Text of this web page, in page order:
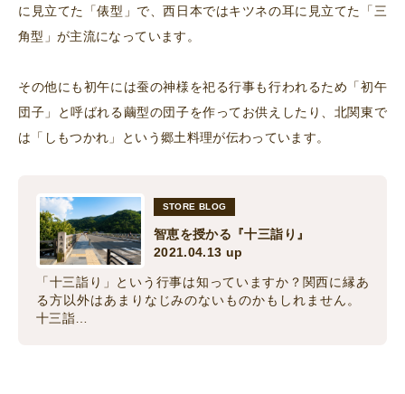
に見立てた「俵型」で、西日本ではキツネの耳に見立てた「三
角型」が主流になっています。
その他にも初午には蚕の神様を祀る行事も行われるため「初午
団子」と呼ばれる繭型の団子を作ってお供えしたり、北関東で
は「しもつかれ」という郷土料理が伝わっています。
STORE BLOG
智恵を授かる『十三詣り』
2021.04.13 up
「十三詣り」という行事は知っていますか？関西に縁あ
る方以外はあまりなじみのないものかもしれません。
十三詣…